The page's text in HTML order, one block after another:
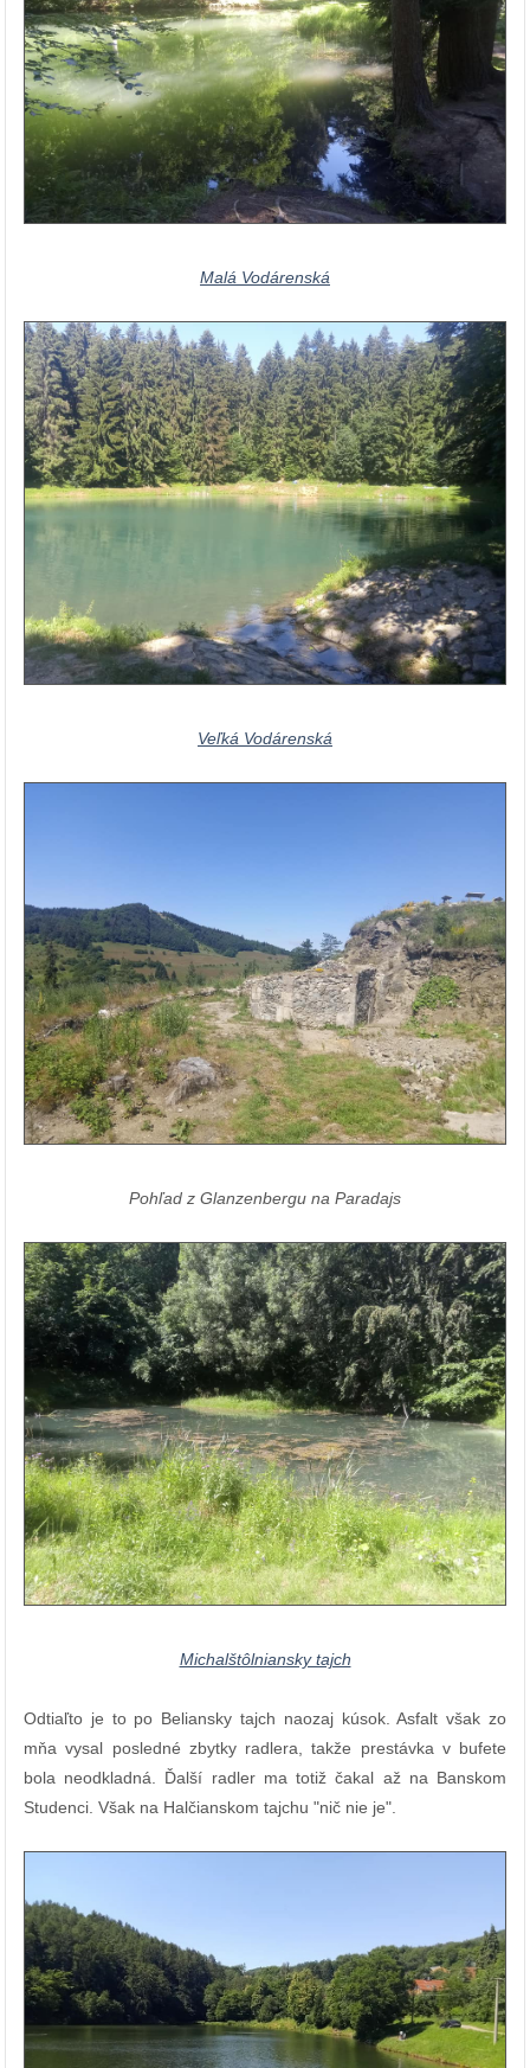
Malá Vodárenská
Veľká Vodárenská
Pohľad z Glanzenbergu na Paradajs
Michalštôlniansky tajch
Odtiaľto je to po Beliansky tajch naozaj kúsok. Asfalt však zo
mňa vysal posledné zbytky radlera, takže prestávka v bufete
bola neodkladná. Ďalší radler ma totiž čakal až na Banskom
Studenci. Však na Halčianskom tajchu "nič nie je".